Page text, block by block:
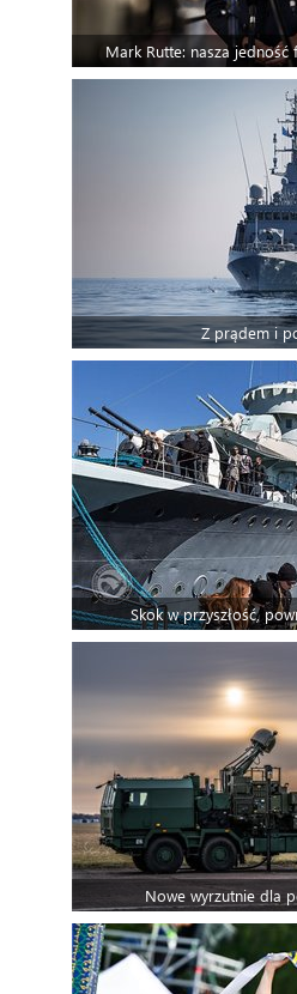
Mark Rutte: nasza
Z prądem i
Skok w przyszłość,
Nowe wyrzutnie dla